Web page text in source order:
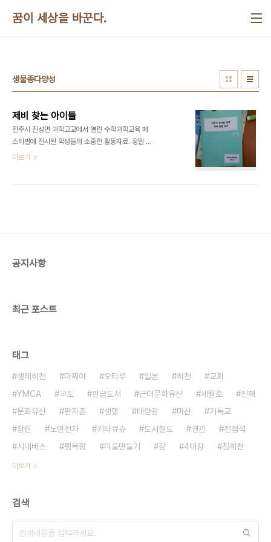
꿈이 세상을 바꾼다.
생물종다양성
제비 찾는 아이들
진주시 진성면 과학고교에서 열린 수학과학교육 페
스티벌에 전시된 학생들의 소중한 활동자료. 정말 좋
습니다. 지도하신 선생님도 수고했습니다. ​​​​
더보기
공지사항
최근 포스트
태그
생태하천 마찌야 오타루 일본 하천
교회
YMCA
교토 판금도서 근대문화유산 세월호
진해
문화유산
판자촌 생명 태양광 마산
기독교
창원
노면전차 키타큐슈 도시철도 경관
전점석
시내버스
팽목항 마을만들기 강 4대강 청계천
더보기
검색